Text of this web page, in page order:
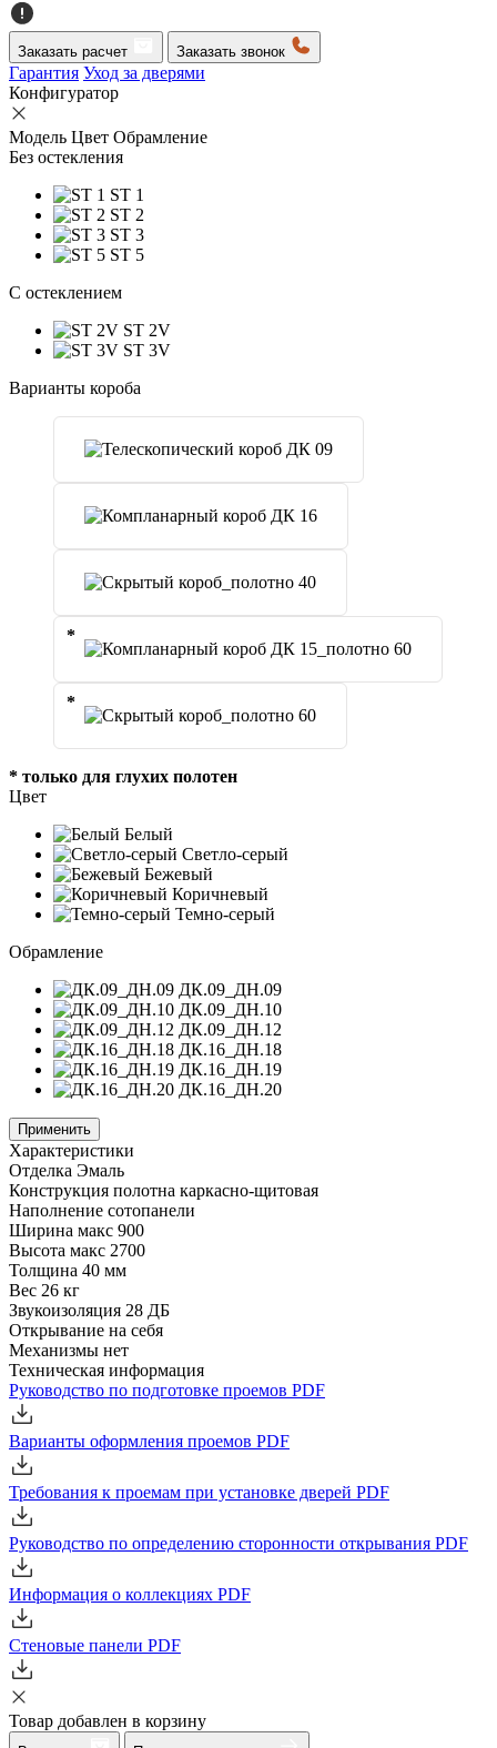
Заказать расчет Заказать звонок
Гарантия Уход за дверями
Конфигуратор
Модель Цвет Обрамление
Без остекления
ST 1
ST 2
ST 3
ST 5
C остеклением
ST 2V
ST 3V
Варианты короба
*
*
* только для глухих полотен
Цвет
Белый
Светло-серый
Бежевый
Коричневый
Темно-серый
Обрамление
ДК.09_ДН.09
ДК.09_ДН.10
ДК.09_ДН.12
ДК.16_ДН.18
ДК.16_ДН.19
ДК.16_ДН.20
Применить
Характеристики
Отделка Эмаль
Конструкция полотна каркасно-щитовая
Наполнение сотопанели
Ширина макс 900
Высота макс 2700
Толщина 40 мм
Вес 26 кг
Звукоизоляция 28 ДБ
Открывание на себя
Механизмы нет
Техническая информация
Руководство по подготовке проемов PDF
Варианты оформления проемов PDF
Требования к проемам при установке дверей PDF
Руководство по определению сторонности открывания PDF
Информация о коллекциях PDF
Стеновые панели PDF
Товар добавлен в корзину